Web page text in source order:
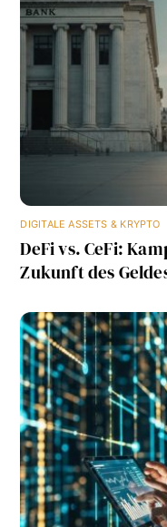
DIGITALE ASSETS & KRYPTO
DeFi vs. CeFi:
Zukunft des